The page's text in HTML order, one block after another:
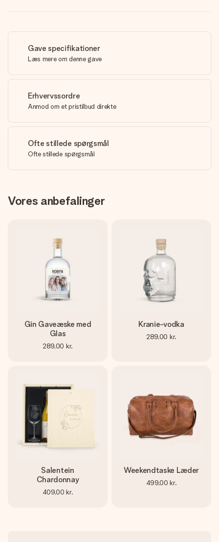
Gave specifikationer
Læs mere om denne gave
Erhvervssordre
Anmod om et pristilbud direkte
Ofte stillede spørgsmål
Ofte stillede spørgsmål
Vores anbefalinger
Gin Gaveæske med
Glas
289,00 kr.
Kranie-vodka
289,00 kr.
Salentein
Chardonnay
409,00 kr.
Weekendtaske Læder
499,00 kr.